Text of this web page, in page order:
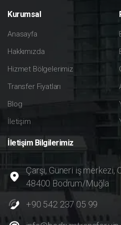
Kurumsal
Anasayfa
Hakkımızda
Hizmet Bölgelerimiz
Transfer Fiyatları
Blog
İletişim
İletişim Bilgilerimiz
Çarşı, Güneri iş merkezi,
48400 Bodrum/Muğla
+90 542 237 05 99